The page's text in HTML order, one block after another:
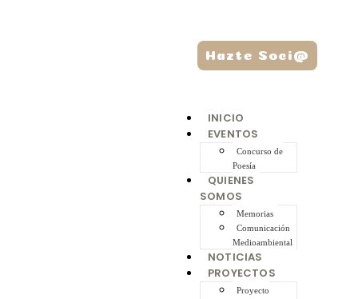
INICIO
EVENTOS
Concurso de
Poesía
QUIENES
SOMOS
Memorias
Comunicación
Medioambiental
NOTICIAS
PROYECTOS
Proyecto
Hazte Soci@